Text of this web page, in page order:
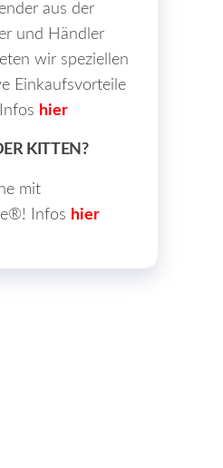
aus der
und Händler
wir speziellen
Einkaufsvorteile
hier
KITTEN?
mit
Infos hier